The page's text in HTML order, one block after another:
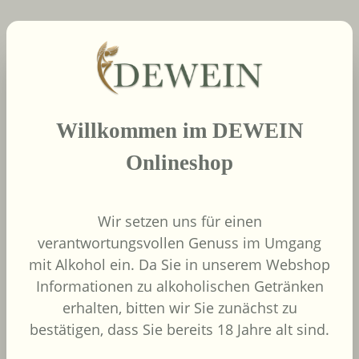
African Pride Wines
- Forager Red -
Shiraz / Grenache
African Pride Wines
Grenache, Shiraz
Willkommen im DEWEIN
Onlineshop
Wir setzen uns für einen
verantwortungsvollen Genuss im Umgang
mit Alkohol ein. Da Sie in unserem Webshop
Informationen zu alkoholischen Getränken
erhalten, bitten wir Sie zunächst zu
bestätigen, dass Sie bereits 18 Jahre alt sind.